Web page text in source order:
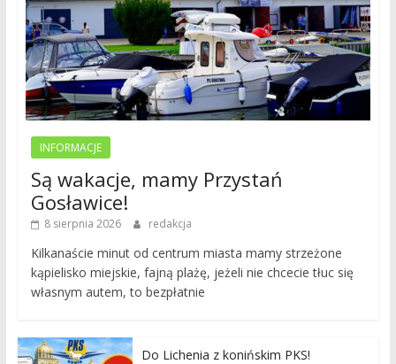
INFORMACJE
Są wakacje, mamy Przystań
Gosławice!
8 sierpnia 2026 redakcja
Kilkanaście minut od centrum miasta mamy strzeżone
kąpielisko miejskie, fajną plażę, jeżeli nie chcecie tłuc się
własnym autem, to bezpłatnie
Do Lichenia z konińskim PKS!